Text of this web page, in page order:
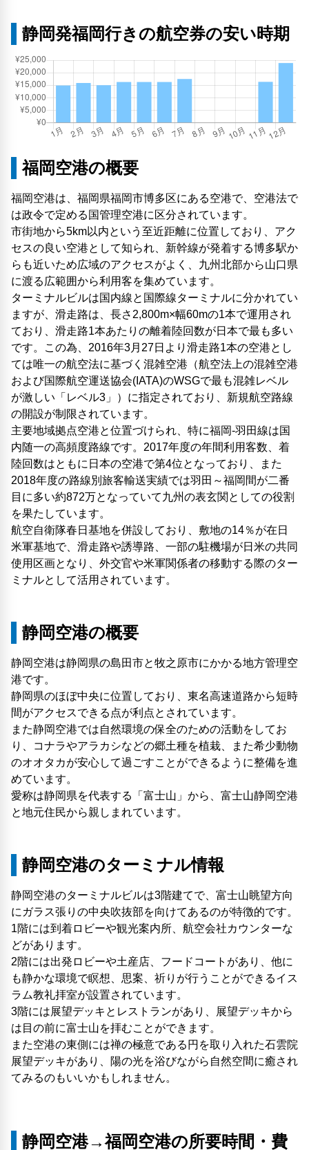
静岡発福岡行きの航空券の安い時期
福岡空港の概要
福岡空港は、福岡県福岡市博多区にある空港で、空港法で
は政令で定める国管理空港に区分されています。
市街地から5km以内という至近距離に位置しており、アク
セスの良い空港として知られ、新幹線が発着する博多駅か
らも近いため広域のアクセスがよく、九州北部から山口県
に渡る広範囲から利用客を集めています。
ターミナルビルは国内線と国際線ターミナルに分かれてい
ますが、滑走路は、長さ2,800m×幅60mの1本で運用され
ており、滑走路1本あたりの離着陸回数が日本で最も多い
です。この為、2016年3月27日より滑走路1本の空港とし
ては唯一の航空法に基づく混雑空港（航空法上の混雑空港
および国際航空運送協会(IATA)のWSGで最も混雑レベル
が激しい「レベル3」）に指定されており、新規航空路線
の開設が制限されています。
主要地域拠点空港と位置づけられ、特に福岡-羽田線は国
内随一の高頻度路線です。2017年度の年間利用客数、着
陸回数はともに日本の空港で第4位となっており、また
2018年度の路線別旅客輸送実績では羽田～福岡間が二番
目に多い約872万となっていて九州の表玄関としての役割
を果たしています。
航空自衛隊春日基地を併設しており、敷地の14％が在日
米軍基地で、滑走路や誘導路、一部の駐機場が日米の共同
使用区画となり、外交官や米軍関係者の移動する際のター
ミナルとして活用されています。
静岡空港の概要
静岡空港は静岡県の島田市と牧之原市にかかる地方管理空
港です。
静岡県のほぼ中央に位置しており、東名高速道路から短時
間がアクセスできる点が利点とされています。
また静岡空港では自然環境の保全のための活動をしてお
り、コナラやアラカシなどの郷土種を植栽、また希少動物
のオオタカが安心して過ごすことができるように整備を進
めています。
愛称は静岡県を代表する「富士山」から、富士山静岡空港
と地元住民から親しまれています。
静岡空港のターミナル情報
静岡空港のターミナルビルは3階建てで、富士山眺望方向
にガラス張りの中央吹抜部を向けてあるのが特徴的です。
1階には到着ロビーや観光案内所、航空会社カウンターな
どがあります。
2階には出発ロビーや土産店、フードコートがあり、他に
も静かな環境で瞑想、思案、祈りが行うことができるイス
ラム教礼拝室が設置されています。
3階には展望デッキとレストランがあり、展望デッキから
は目の前に富士山を拝むことができます。
また空港の東側には禅の極意である円を取り入れた石雲院
展望デッキがあり、陽の光を浴びながら自然空間に癒され
てみるのもいいかもしれません。
静岡空港→福岡空港の所要時間・費